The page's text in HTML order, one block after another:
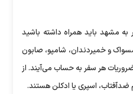
به مشهد باید همراه داشته باشید
و خمیردندان، شامپو، صابون
هر سفر به حساب می‌آیند. از
ضدآفتاب، اسپری یا ادکلن هستند.